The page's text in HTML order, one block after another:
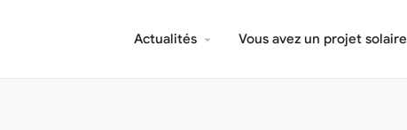
Actualités Vous avez un projet solaire